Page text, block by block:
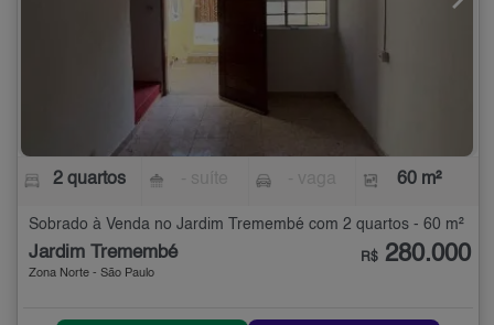
2 quartos 60 m²
Sobrado à Venda no Jardim Tremembé com 2 quartos - 60 m²
Jardim Tremembé
Zona Norte - São Paulo
R$ 280.000